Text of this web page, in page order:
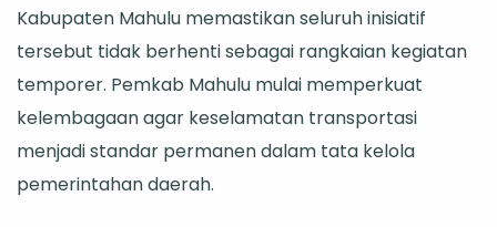
Panjang
Kabupaten Mahulu memastikan seluruh inisiatif
tersebut tidak berhenti sebagai rangkaian kegiatan
temporer. Pemkab Mahulu mulai memperkuat
kelembagaan agar keselamatan transportasi
menjadi standar permanen dalam tata kelola
pemerintahan daerah.